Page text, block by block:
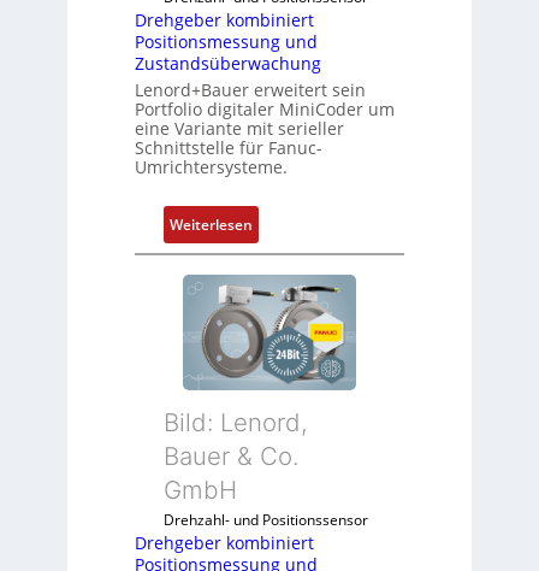
Drehgeber kombiniert
Positionsmessung und
Zustandsüberwachung
Lenord+Bauer erweitert sein
Portfolio digitaler MiniCoder um
eine Variante mit serieller
Schnittstelle für Fanuc-
Umrichtersysteme.
Weiterlesen:
D
r
e
h
g
e
e
m
b
Bild: Lenord,
Bauer & Co.
GmbH
Drehzahl- und Positionssensor
Drehgeber kombiniert
Positionsmessung und